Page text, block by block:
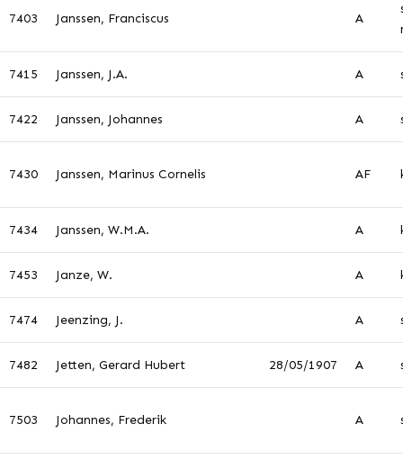
7403 Janssen, Franciscus A
7415 Janssen, J.A. A
7422 Janssen, Johannes A
7430 Janssen, Marinus Cornelis AF
7434 Janssen, W.M.A. A
7453 Janze, W. A
7474 Jeenzing, J. A
7482 Jetten, Gerard Hubert 28/05/1907 A
7503 Johannes, Frederik A